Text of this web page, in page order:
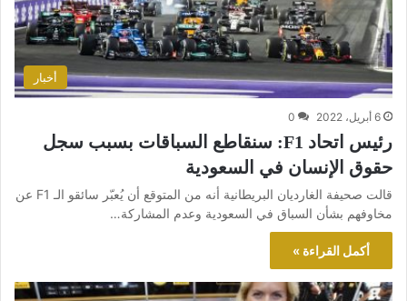
أخبار
6 أبريل، 2022 0
رئيس اتحاد F1: سنقاطع السباقات بسبب سجل
حقوق الإنسان في السعودية
قالت صحيفة الغارديان البريطانية أنه من المتوقع أن يُعبّر سائقو الـ F1 عن
مخاوفهم بشأن السباق في السعودية وعدم المشاركة…
أكمل القراءة »